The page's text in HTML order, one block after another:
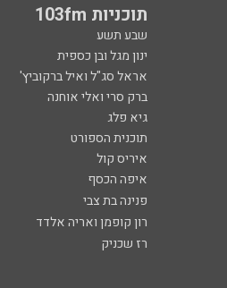
תוכניות 103fm
שבע תשע
ינון מגל ובן כספית
אראל סג"ל ואיל ברקוביץ'
ברק סרי ואלי אוחנה
גיא פלג
תוכנית הספורט
איריס קול
איפה הכסף
פנינה בת צבי
רון קופמן ואריה אלדד
רז שכניק